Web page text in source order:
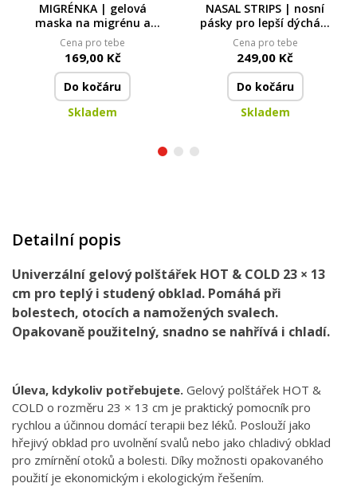
MIGRÉNKA | gelová
maska na migrénu a
bolesti hlavy | teplý i
studený obklad | XXL
28 × 8 cm
Cena pro tebe
169,00 Kč
Do kočáru
Skladem
NASAL STRIPS | nosní
pásky pro lepší dýchání
| 30 ks | černé
Cena pro tebe
249,00 Kč
Do kočáru
Skladem
Detailní popis
Univerzální gelový polštářek HOT & COLD 23 × 13
cm pro teplý i studený obklad. Pomáhá při
bolestech, otocích a namožených svalech.
Opakovaně použitelný, snadno se nahřívá i chladí.
Úleva, kdykoliv potřebujete. Gelový polštářek HOT &
COLD o rozměru 23 × 13 cm je praktický pomocník pro
rychlou a účinnou domácí terapii bez léků. Poslouží jako
hřejivý obklad pro uvolnění svalů nebo jako chladivý obklad
pro zmírnění otoků a bolesti. Díky možnosti opakovaného
použití je ekonomickým i ekologickým řešením.